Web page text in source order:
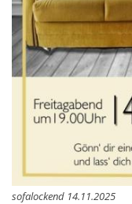
sofalockend 14.11.2025